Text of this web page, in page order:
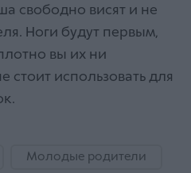
свободно висят и не
Ноги будут первым,
вы их ни
стоит использовать для
Молодые родители